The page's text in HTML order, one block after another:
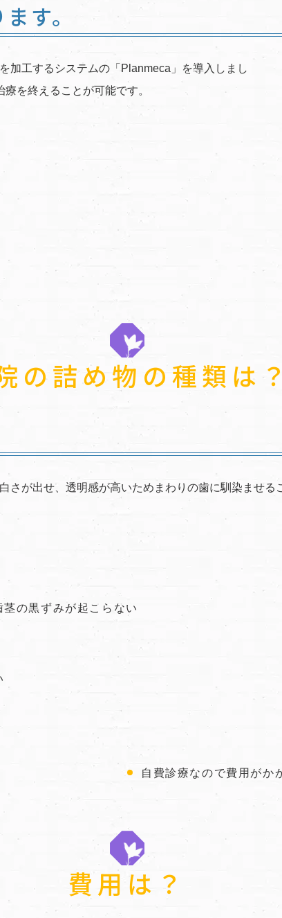
す。
加工するシステムの「Planmeca」を導入しまし
を終えることが可能です。
の詰め物の種類は
さが出せ、透明感が高いためまわりの歯に馴染ませる
の黒ずみが起こらない
自費診療なので費用がか
費用は？